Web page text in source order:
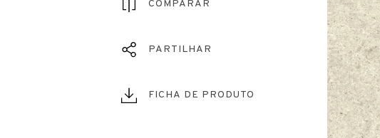
COMPARAR
PARTILHAR
FICHA DE PRODUTO